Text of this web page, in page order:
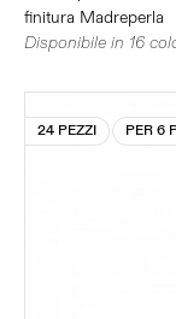
finitura Madreperla
Disponibile in 16
24 PEZZI PER 6